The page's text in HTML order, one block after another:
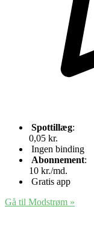
Spottillæg:
0,05 kr.
Ingen binding
Abonnement:
10 kr./md.
Gratis app
Gå til Modstrøm »